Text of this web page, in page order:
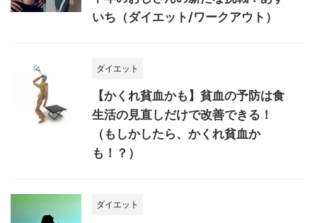
いち（ダイエット/ワークアウト）
ダイエット
【かくれ貧血かも】貧血の予防は食
生活の見直しだけで改善できる！
（もしかしたら、かくれ貧血か
も！？）
ダイエット